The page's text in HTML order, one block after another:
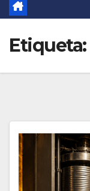
Etiqueta: